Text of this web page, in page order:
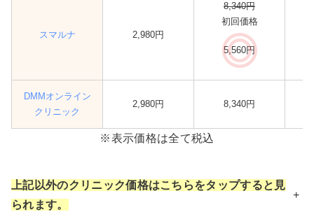
スマルナ 2,980円
8,340円
初回価格
5,560円
DMMオンライン
クリニック
2,980円 8,340円
※表示価格は全て税込
上記以外のクリニック価格はこちらをタップすると見
られます。
+